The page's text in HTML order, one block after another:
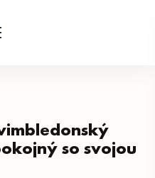
so svojou